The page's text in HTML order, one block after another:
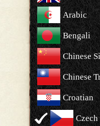
Arabic
Bengali
Chinese
Chinese
Croatian
Czech